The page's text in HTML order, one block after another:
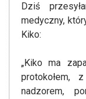
Dziś
medyczny,
Kiko:
„Kiko ma
protokołem,
nadzorem,